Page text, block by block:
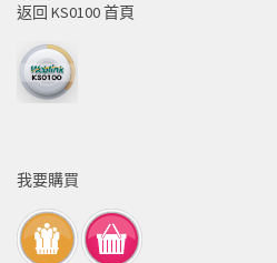
返回 KS0100 首頁
我要購買